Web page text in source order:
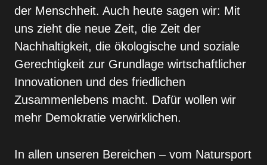
der Mensch­heit. Auch heute sagen wir: Mit
uns zieht die neue Zeit, die Zeit der
Nachhaltigkeit, die ökologische und soziale
Gerechtigkeit zur Grundlage wirtschaftlicher
Innovationen und des friedlichen
Zusammenlebens macht. Dafür wollen wir
mehr Demokratie verwirkli­chen.
In allen unseren Bereichen – vom Natursport